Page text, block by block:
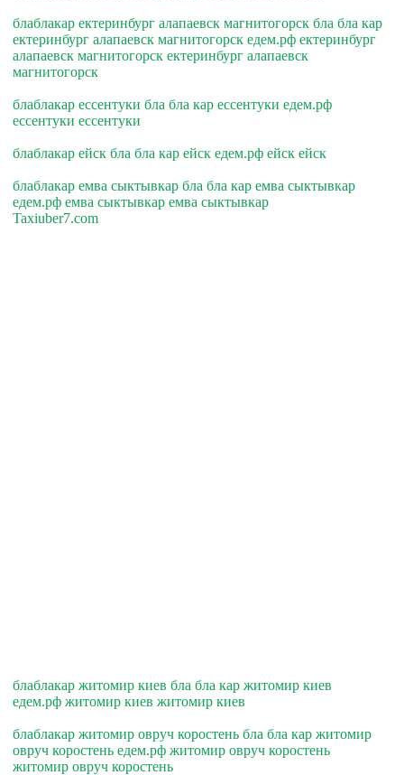
блаблакар ектеринбург алапаевск магнитогорск бла бла кар
ектеринбург алапаевск магнитогорск едем.рф ектеринбург
алапаевск магнитогорск ектеринбург алапаевск
магнитогорск
блаблакар ессентуки бла бла кар ессентуки едем.рф
ессентуки ессентуки
блаблакар ейск бла бла кар ейск едем.рф ейск ейск
блаблакар емва сыктывкар бла бла кар емва сыктывкар
едем.рф емва сыктывкар емва сыктывкар
Taxiuber7.com
блаблакар житомир киев бла бла кар житомир киев
едем.рф житомир киев житомир киев
блаблакар житомир овруч коростень бла бла кар житомир
овруч коростень едем.рф житомир овруч коростень
житомир овруч коростень